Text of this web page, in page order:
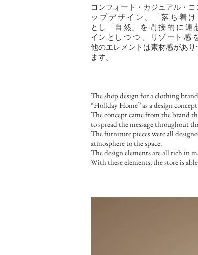
コンフォート・カジュアル・
ッ プ デ ザ イ ン 。「 落 ち 着
とし 「自 然」 を 間 接 的 に 連
イン とし つ つ 、 リゾ ート 感
他のエレメントは素材感があ
ます。
The shop design for a clothing
“Holiday Home” as a design concept.
The concept came from the brand
to spread the message throughout
The furniture pieces were all
atmosphere to the space.
The design elements are all rich in
With these elements, the store is